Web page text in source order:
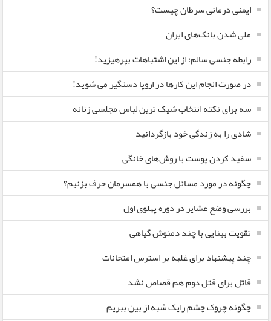
ایمنی درمانی سرطان چیست؟
ملی شدن بانک‌های ایران
رابطه جنسی سالم؛ از این اشتباهات بپرهیزید!
در صورت انجام این کارها در اروپا دستگیر می شوید!
سه برای نکته انتخاب شیک ترین لباس مجلسی زنانه
شادی را به زندگی خود بازگردانید
سفید کردن پوست با روش‌های خانگی
چگونه در مورد مسائل جنسی با همسرمان حرف بزنیم؟
بررسی وضع عشایر در دوره پهلوی اول
تقویت بینایی با چند دمنوش گیاهی
چند پیشنهاد برای غلبه بر استرس امتحانات
قاتل برای قتل دوم هم قصاص نشد
چگونه چروک چشم رایک شبه از بین ببریم